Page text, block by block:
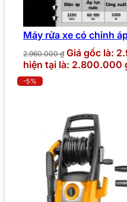
Máy rửa xe có chỉnh
2.960.000₫ Giá gốc là:
hiện tại là: 2.800.000
-5%